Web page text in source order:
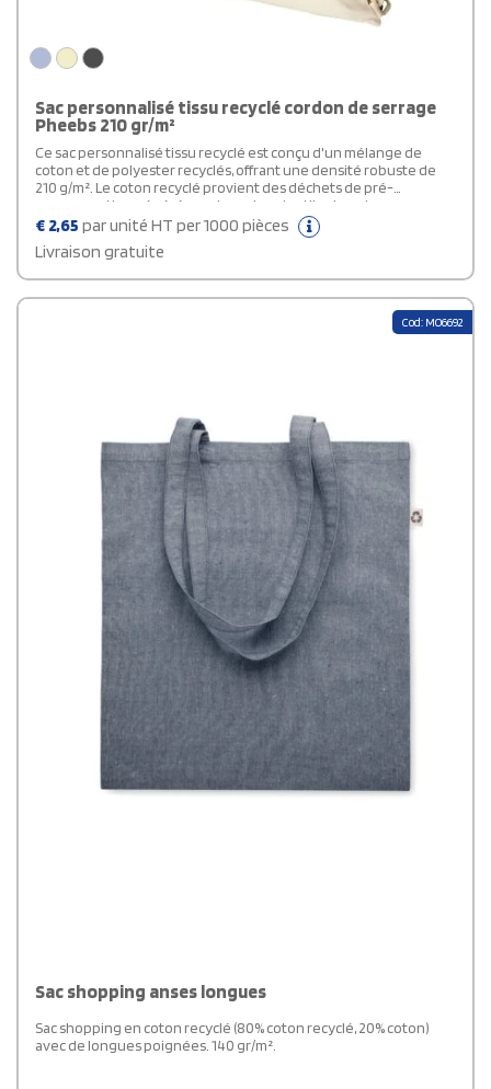
Sac personnalisé tissu recyclé cordon de serrage
Pheebs 210 gr/m²
Ce sac personnalisé tissu recyclé est conçu d'un mélange de
coton et de polyester recyclés, offrant une densité robuste de
210 g/m². Le coton recyclé provient des déchets de pré-
consommation générés par les usines textiles lors du processus
de coupe. Avec ses dimensions de 38 x 42 cm, ce sac présente un
grand compartiment principal doté d'une fermeture à cordon en
coton. Ses deux poignées, dont la hauteur est abaissable à 14 cm,
offrent une polyvalence de transport. Avec une résistance aux
€ 2,65 par unité HT per 1000 pièces
Livraison gratuite
Cod: MO6692
Sac shopping anses longues
Sac shopping en coton recyclé (80% coton recyclé, 20% coton)
avec de longues poignées. 140 gr/m².